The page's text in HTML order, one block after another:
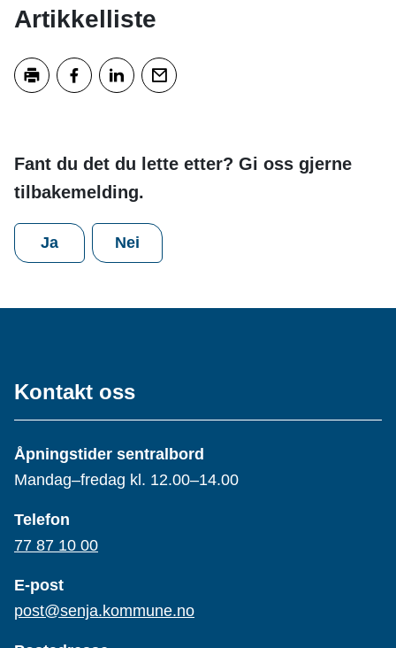
Artikkelliste
Fant du det du lette etter? Gi oss gjerne
tilbakemelding.
Ja Nei
Kontakt oss
Åpningstider sentralbord
Mandag–fredag kl. 12.00–14.00
Telefon
77 87 10 00
E-post
post@senja.kommune.no